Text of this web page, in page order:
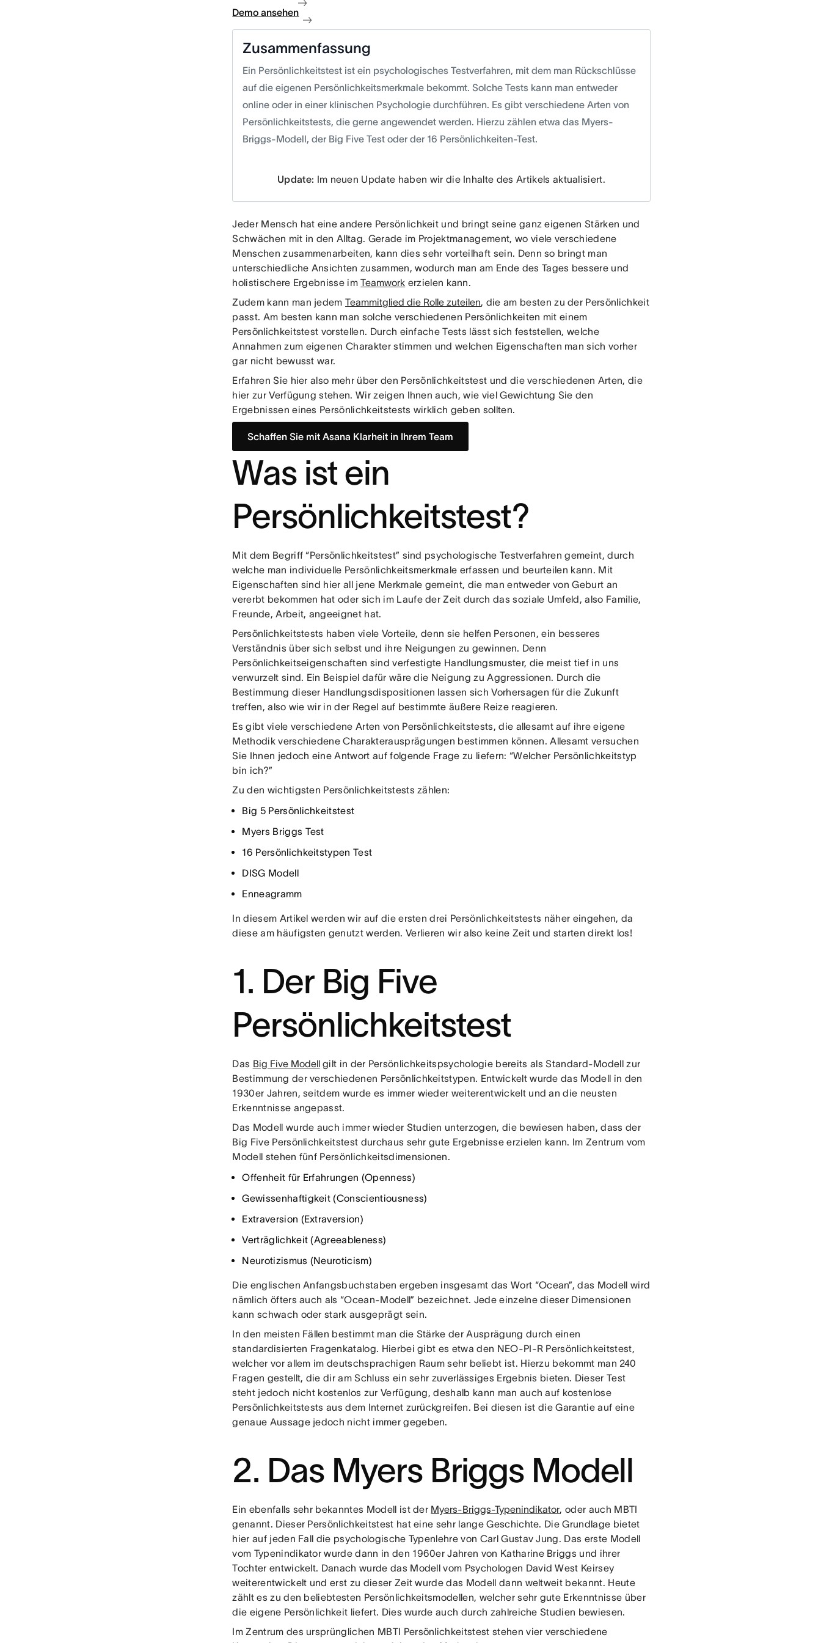
Demo ansehen
Zusammenfassung
Ein Persönlichkeitstest ist ein psychologisches Testverfahren, mit dem man Rückschlüsse
auf die eigenen Persönlichkeitsmerkmale bekommt. Solche Tests kann man entweder
online oder in einer klinischen Psychologie durchführen. Es gibt verschiedene Arten von
Persönlichkeitstests, die gerne angewendet werden. Hierzu zählen etwa das Myers-
Briggs-Modell, der Big Five Test oder der 16 Persönlichkeiten-Test.
Update: Im neuen Update haben wir die Inhalte des Artikels aktualisiert.
Jeder Mensch hat eine andere Persönlichkeit und bringt seine ganz eigenen Stärken und
Schwächen mit in den Alltag. Gerade im Projektmanagement, wo viele verschiedene
Menschen zusammenarbeiten, kann dies sehr vorteilhaft sein. Denn so bringt man
unterschiedliche Ansichten zusammen, wodurch man am Ende des Tages bessere und
holistischere Ergebnisse imTeamwork erzielen kann.
Zudem kann man jedemTeammitglied die Rolle zuteilen, die am besten zu der Persönlichkeit
passt. Am besten kann man solche verschiedenen Persönlichkeiten mit einem
Persönlichkeitstest vorstellen. Durch einfache Tests lässt sich feststellen, welche
Annahmen zum eigenen Charakter stimmen und welchen Eigenschaften man sich vorher
gar nicht bewusst war.
Erfahren Sie hier also mehr über den Persönlichkeitstest und die verschiedenen Arten, die
hier zur Verfügung stehen. Wir zeigen Ihnen auch, wie viel Gewichtung Sie den
Ergebnissen eines Persönlichkeitstests wirklich geben sollten.
Schaffen Sie mit Asana Klarheit in Ihrem Team
Was ist ein
Persönlichkeitstest?
Mit dem Begriff “Persönlichkeitstest” sind psychologische Testverfahren gemeint, durch
welche man individuelle Persönlichkeitsmerkmale erfassen und beurteilen kann. Mit
Eigenschaften sind hier all jene Merkmale gemeint, die man entweder von Geburt an
vererbt bekommen hat oder sich im Laufe der Zeit durch das soziale Umfeld, also Familie,
Freunde, Arbeit, angeeignet hat.
Persönlichkeitstests haben viele Vorteile, denn sie helfen Personen, ein besseres
Verständnis über sich selbst und ihre Neigungen zu gewinnen. Denn
Persönlichkeitseigenschaften sind verfestigte Handlungsmuster, die meist tief in uns
verwurzelt sind. Ein Beispiel dafür wäre die Neigung zu Aggressionen. Durch die
Bestimmung dieser Handlungsdispositionen lassen sich Vorhersagen für die Zukunft
treffen, also wie wir in der Regel auf bestimmte äußere Reize reagieren.
Es gibt viele verschiedene Arten von Persönlichkeitstests, die allesamt auf ihre eigene
Methodik verschiedene Charakterausprägungen bestimmen können. Allesamt versuchen
Sie Ihnen jedoch eine Antwort auf folgende Frage zu liefern: “Welcher Persönlichkeitstyp
bin ich?”
Zu den wichtigsten Persönlichkeitstests zählen:
Big 5 Persönlichkeitstest
Myers Briggs Test
16 Persönlichkeitstypen Test
DISG Modell
Enneagramm
In diesem Artikel werden wir auf die ersten drei Persönlichkeitstests näher eingehen, da
diese am häufigsten genutzt werden. Verlieren wir also keine Zeit und starten direkt los!
1. Der Big Five
Persönlichkeitstest
Das Big Five Modellgilt in der Persönlichkeitspsychologie bereits als Standard-Modell zur
Bestimmung der verschiedenen Persönlichkeitstypen. Entwickelt wurde das Modell in den
1930er Jahren, seitdem wurde es immer wieder weiterentwickelt und an die neusten
Erkenntnisse angepasst.
Das Modell wurde auch immer wieder Studien unterzogen, die bewiesen haben, dass der
Big Five Persönlichkeitstest durchaus sehr gute Ergebnisse erzielen kann. Im Zentrum vom
Modell stehen fünf Persönlichkeitsdimensionen.
Offenheit für Erfahrungen (Openness)
Gewissenhaftigkeit (Conscientiousness)
Extraversion (Extraversion)
Verträglichkeit (Agreeableness)
Neurotizismus (Neuroticism)
Die englischen Anfangsbuchstaben ergeben insgesamt das Wort “Ocean”, das Modell wird
nämlich öfters auch als “Ocean-Modell” bezeichnet. Jede einzelne dieser Dimensionen
kann schwach oder stark ausgeprägt sein.
In den meisten Fällen bestimmt man die Stärke der Ausprägung durch einen
standardisierten Fragenkatalog. Hierbei gibt es etwa den NEO-PI-R Persönlichkeitstest,
welcher vor allem im deutschsprachigen Raum sehr beliebt ist. Hierzu bekommt man 240
Fragen gestellt, die dir am Schluss ein sehr zuverlässiges Ergebnis bieten. Dieser Test
steht jedoch nicht kostenlos zur Verfügung, deshalb kann man auch auf kostenlose
Persönlichkeitstests aus dem Internet zurückgreifen. Bei diesen ist die Garantie auf eine
genaue Aussage jedoch nicht immer gegeben.
2. Das Myers Briggs Modell
Ein ebenfalls sehr bekanntes Modell ist der Myers-Briggs-Typenindikator, oder auch MBTI
genannt. Dieser Persönlichkeitstest hat eine sehr lange Geschichte. Die Grundlage bietet
hier auf jeden Fall die psychologische Typenlehre von Carl Gustav Jung. Das erste Modell
vom Typenindikator wurde dann in den 1960er Jahren von Katharine Briggs und ihrer
Tochter entwickelt. Danach wurde das Modell vom Psychologen David West Keirsey
weiterentwickelt und erst zu dieser Zeit wurde das Modell dann weltweit bekannt. Heute
zählt es zu den beliebtesten Persönlichkeitsmodellen, welcher sehr gute Erkenntnisse über
die eigene Persönlichkeit liefert. Dies wurde auch durch zahlreiche Studien bewiesen.
Im Zentrum des ursprünglichen MBTI Persönlichkeitstest stehen vier verschiedene